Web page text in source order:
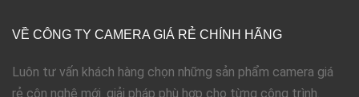
VỀ CÔNG TY CAMERA GIÁ RẺ CHÍNH HÃNG
Luôn tư vấn khách hàng chọn những sản phẩm camera giá
rẻ côn nghệ mới. giải pháp phù hợp cho từng công trình.